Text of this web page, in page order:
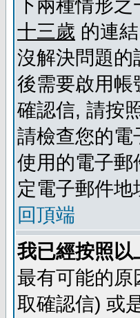
下兩種情形
十三歲 的連
沒解決問題的
後需要啟用帳
確認信, 請按
請檢查您的電
使用的電子郵
定電子郵件
回頂端
我已經按照
最有可能的原
取確認信) 或